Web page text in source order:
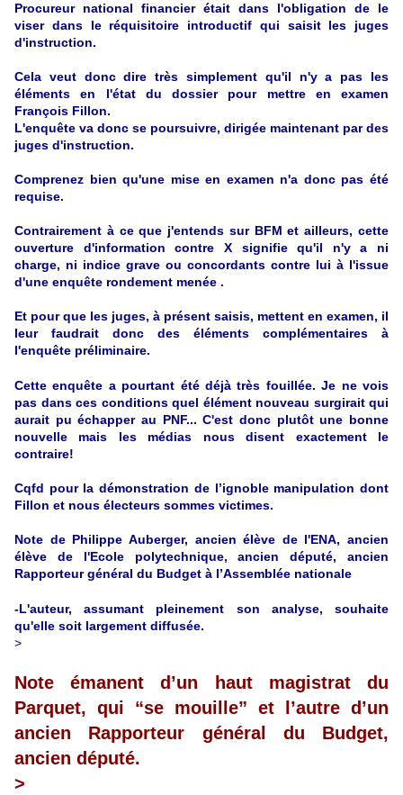
Procureur national financier était dans l'obligation de le
viser dans le réquisitoire introductif qui saisit les juges
d'instruction.
Cela veut donc dire très simplement qu'il n'y a pas les
éléments en l'état du dossier pour mettre en examen
François Fillon.
L'enquête va donc se poursuivre, dirigée maintenant par des
juges d'instruction.
Comprenez bien qu'une mise en examen n'a donc pas été
requise.
Contrairement à ce que j'entends sur BFM et ailleurs, cette
ouverture d'information contre X signifie qu'il n'y a ni
charge, ni indice grave ou concordants contre lui à l'issue
d'une enquête rondement menée .
Et pour que les juges, à présent saisis, mettent en examen, il
leur faudrait donc des éléments complémentaires à
l'enquête préliminaire.
Cette enquête a pourtant été déjà très fouillée. Je ne vois
pas dans ces conditions quel élément nouveau surgirait qui
aurait pu échapper au PNF... C'est donc plutôt une bonne
nouvelle mais les médias nous disent exactement le
contraire!
Cqfd pour la démonstration de l’ignoble manipulation dont
Fillon et nous électeurs sommes victimes.
Note de Philippe Auberger, ancien élève de l'ENA, ancien
élève de l'Ecole polytechnique, ancien député, ancien
Rapporteur général du Budget à l’Assemblée nationale
-L'auteur, assumant pleinement son analyse, souhaite
qu'elle soit largement diffusée.
>
Note émanent d’un haut magistrat du
Parquet, qui “se mouille” et l’autre d’un
ancien Rapporteur général du Budget,
ancien député.
>